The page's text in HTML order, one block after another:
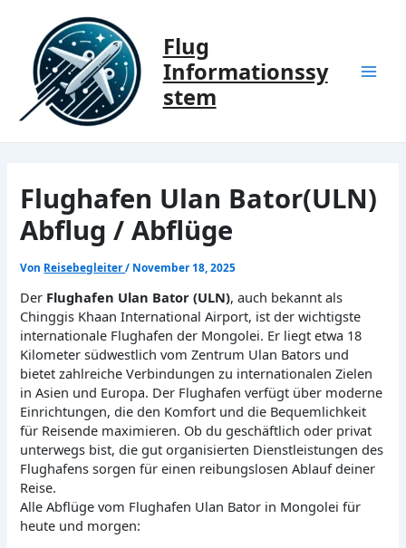
springen
Flug
Informationssy
stem
Flughafen Ulan Bator(ULN)
Abflug / Abflüge
Von Reisebegleiter/ November 18, 2025
Der Flughafen Ulan Bator (ULN), auch bekannt als
Chinggis Khaan International Airport, ist der wichtigste
internationale Flughafen der Mongolei. Er liegt etwa 18
Kilometer südwestlich vom Zentrum Ulan Bators und
bietet zahlreiche Verbindungen zu internationalen Zielen
in Asien und Europa. Der Flughafen verfügt über moderne
Einrichtungen, die den Komfort und die Bequemlichkeit
für Reisende maximieren. Ob du geschäftlich oder privat
unterwegs bist, die gut organisierten Dienstleistungen des
Flughafens sorgen für einen reibungslosen Ablauf deiner
Reise.
Alle Abflüge vom Flughafen Ulan Bator in Mongolei für
heute und morgen: